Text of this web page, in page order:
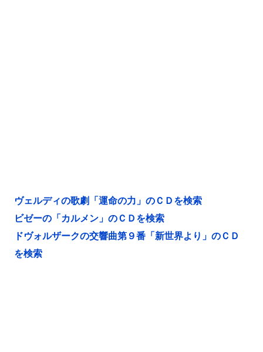
ヴェルディの歌劇「運命の力」のＣＤを検索
ビゼーの「カルメン」のＣＤを検索
ドヴォルザークの交響曲第９番「新世界より」のＣＤ
を検索